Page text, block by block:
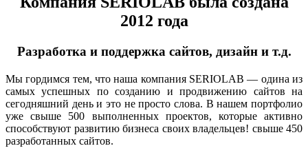
2012 года
Разработка и поддержка сайтов, дизайн и т.д.
Мы гордимся тем, что наша компания SERIOLAB — одина из
самых успешных по созданию и продвижению сайтов на
сегодняшний день и это не просто слова. В нашем портфолио
уже свыше 500 выполненных проектов, которые активно
способствуют развитию бизнеса своих владельцев! свыше 450
разработанных сайтов.